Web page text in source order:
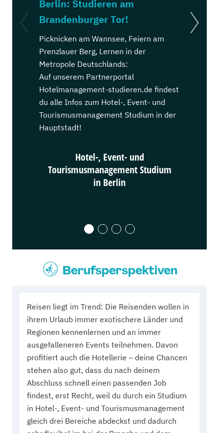
Berlin: Studieren am
Brandenburger Tor!
Picknicken am Wannsee, Feiern am
Prenzlauer Berg, Lernen in der
Metropole Deutschlands:
Auf unserem Partnerportal
Hotelmanagement-studieren.de findest
du alle Infos zum Hotel-, Event- und
Tourismusmanagement Studium in der
Hauptstadt!
Hotel-, Event- und
Tourismusmanagement Studium
in Berlin
Dom!
Berufsperspektiven
Reisen liegt im Trend: Die Reisenden wollen in
ihrem Urlaub immer exotischere Länder und
Regionen kennenlernen und an immer
ausgefalleneren Events teilnehmen. Davon
profitiert auch die Hotellerie – deine Chancen
stehen also gut, dass du nach deinem
Abschluss schnell einen passenden Job
findest, erst Recht, weil du durch ein Studium
in Hotel-, Event- und Tourismusmanagement
gleich drei Bereiche abdeckst und dadurch